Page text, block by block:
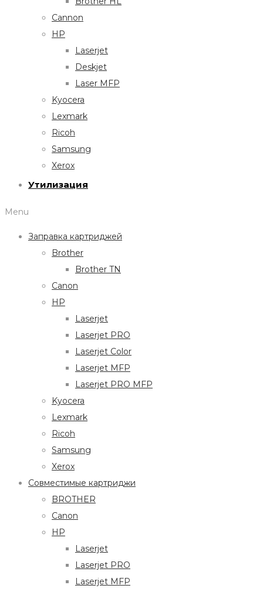
Cannon
HP
Laserjet
Deskjet
Laser MFP
Kyocera
Lexmark
Ricoh
Samsung
Xerox
Утилизация
Menu
Заправка картриджей
Brother
Brother TN
Canon
HP
Laserjet
Laserjet PRO
Laserjet Color
Laserjet MFP
Laserjet PRO MFP
Kyocera
Lexmark
Ricoh
Samsung
Xerox
Совместимые картриджи
BROTHER
Canon
HP
Laserjet
Laserjet PRO
Laserjet MFP